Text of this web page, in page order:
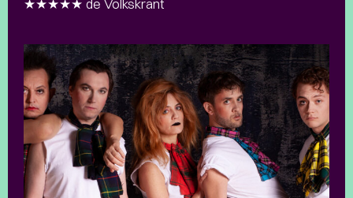
★★★★★ de Volkskrant